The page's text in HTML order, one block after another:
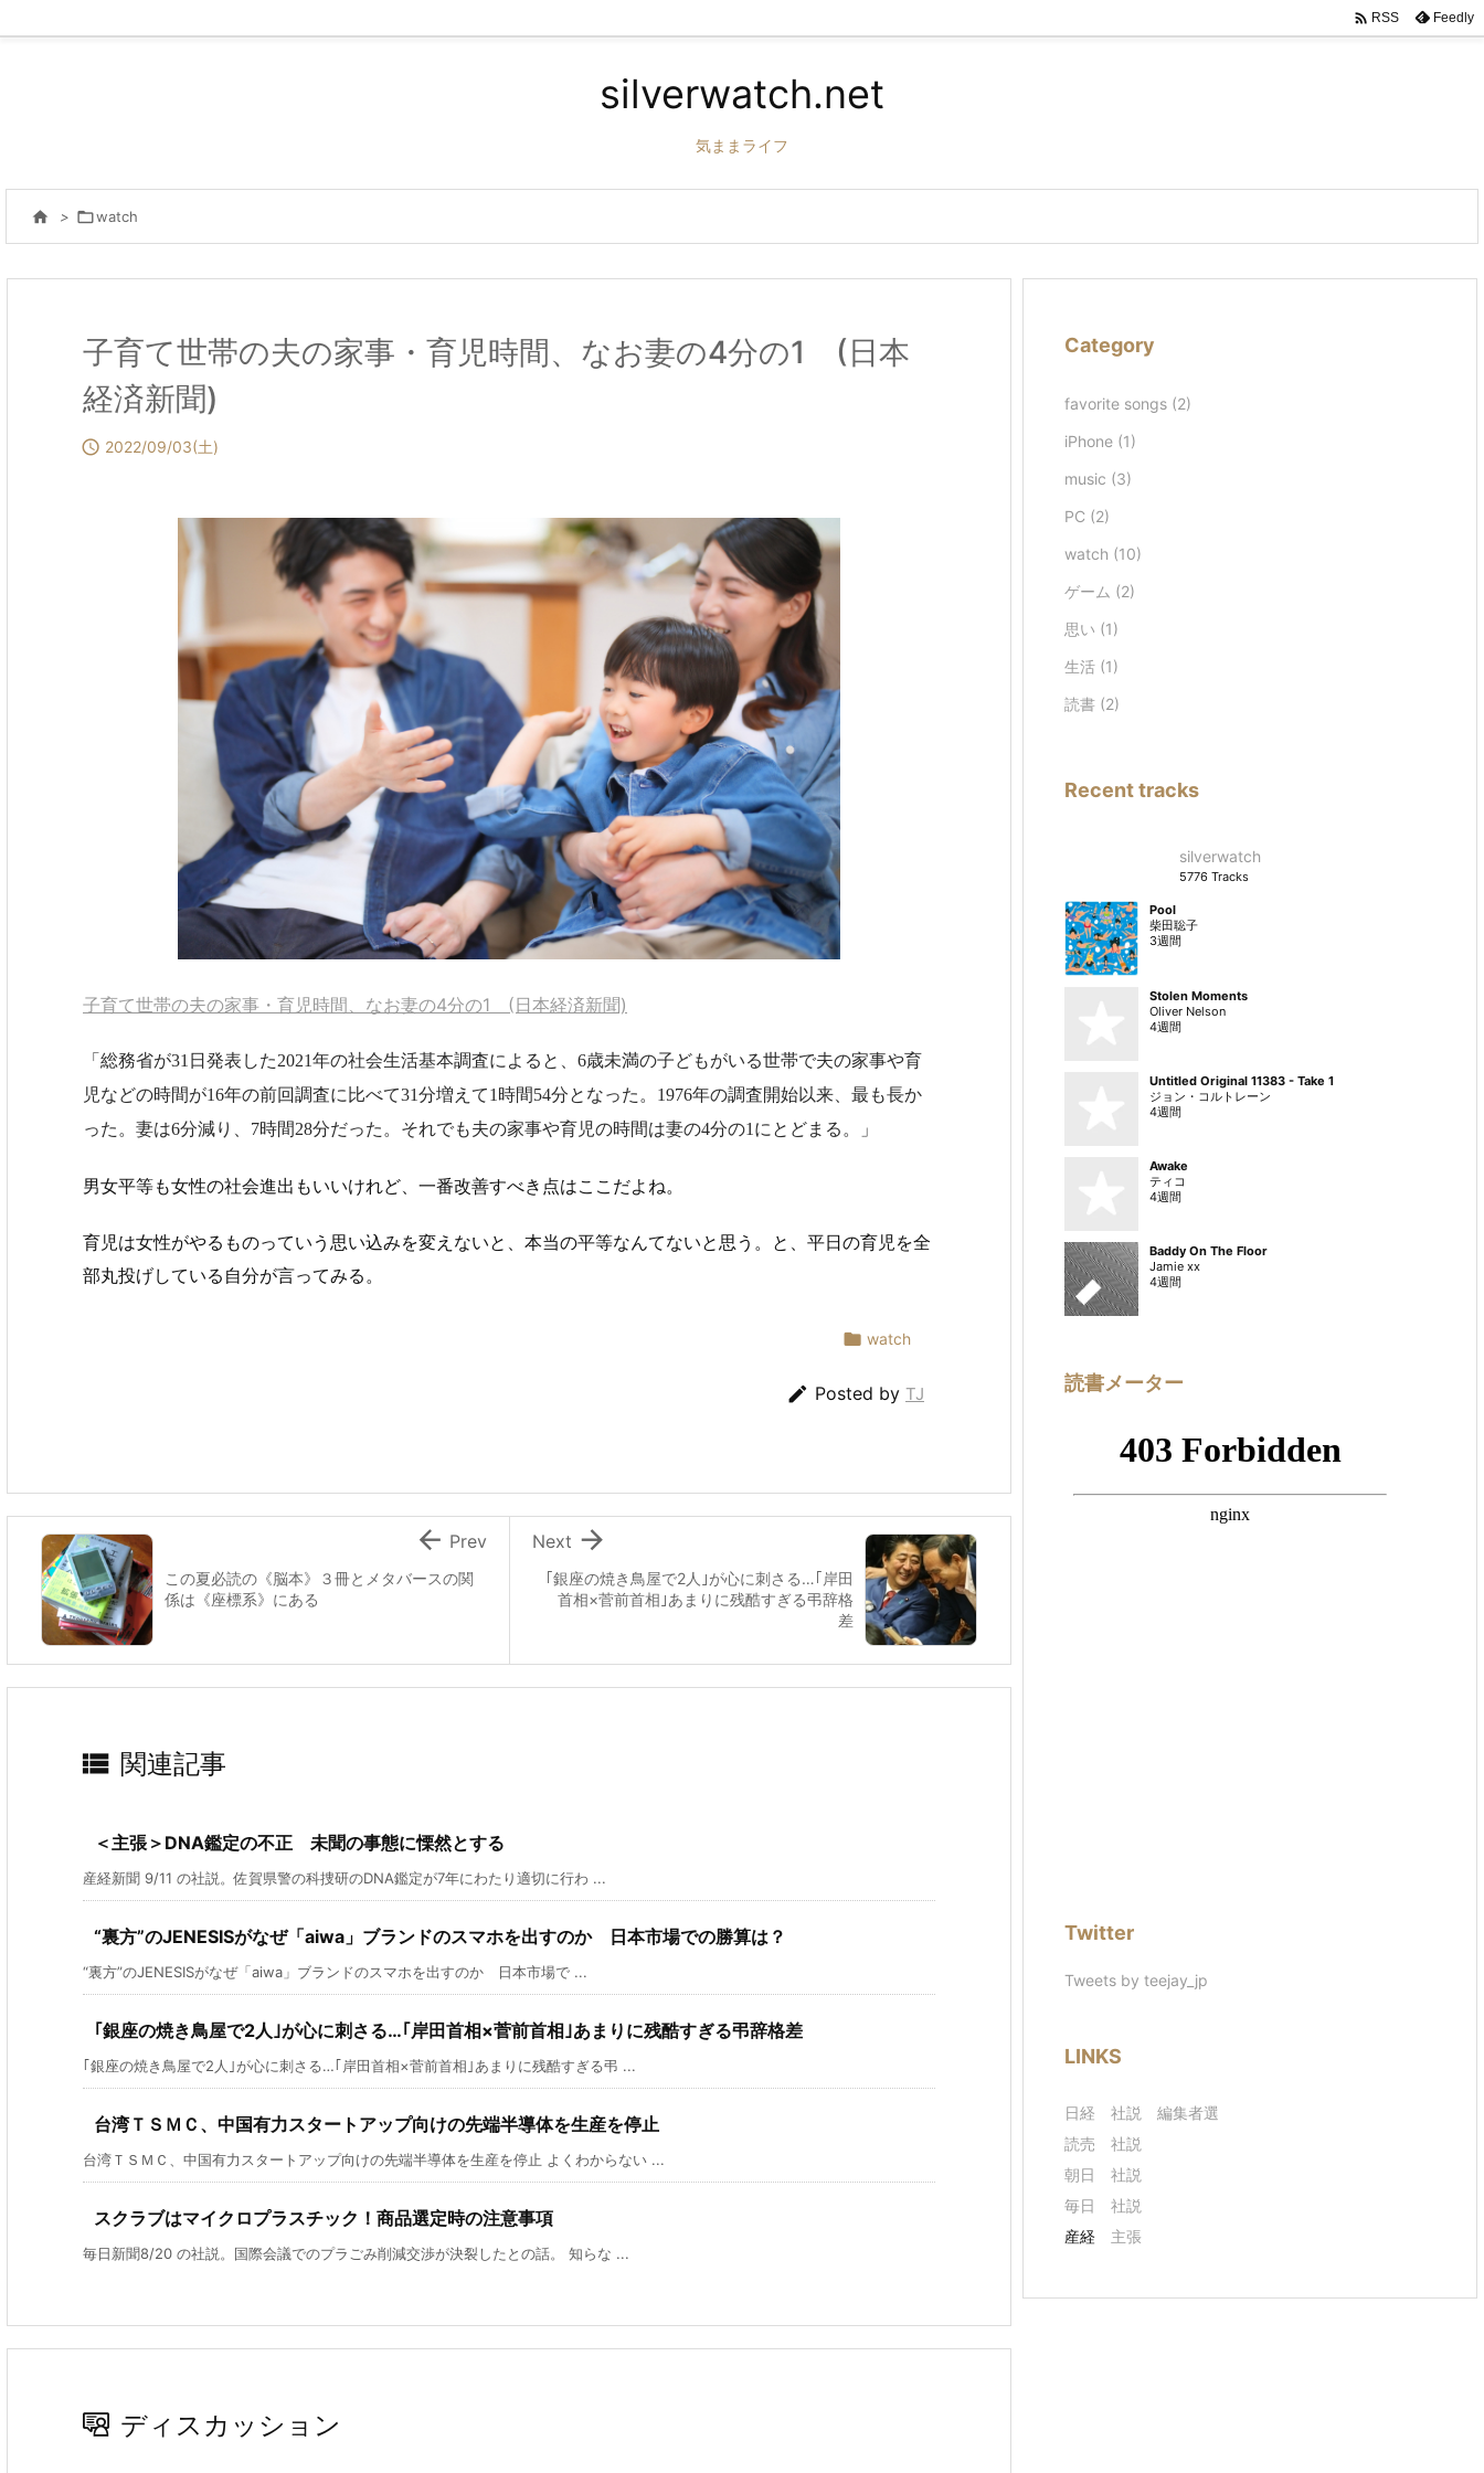
 RSS Feedly
silverwatch.net
気ままライフ
 > watch
子育て世帯の夫の家事・育児時間、なお妻の4分の1 (日本
経済新聞)
 2022/09/03(土)
子育て世帯の夫の家事・育児時間、なお妻の4分の1 (日本経済新聞)
総務省が31日発表した2021年の社会生活基本調査によると、6歳未満の子どもがいる世帯で夫の家事や育
児などの時間が16年の前回調査に比べて31分増えて1時間54分となった。1976年の調査開始以来、最も長か
った。妻は6分減り、7時間28分だった。それでも夫の家事や育児の時間は妻の4分の1にとどまる。
男女平等も女性の社会進出もいいけれど、一番改善すべき点はここだよね。
育児は女性がやるものっていう思い込みを変えないと、本当の平等なんてないと思う。と、平日の育児を全
部丸投げしている自分が言ってみる。
 watch
 Posted by TJ
｢銀座の焼き鳥屋で2人｣が心に刺さる…｢岸田
首相×菅前首相｣あまりに残酷すぎる弔辞格
差

Next
この夏必読の《脳本》３冊とメタバースの関
係は《座標系》にある
 Prev
 関連記事
＜主張＞DNA鑑定の不正 未聞の事態に慄然とする
産経新聞 9/11 の社説。佐賀県警の科捜研のDNA鑑定が7年にわたり適切に行わ ...
“裏方”のJENESISがなぜ「aiwa」ブランドのスマホを出すのか 日本市場での勝算は？
“裏方”のJENESISがなぜ「aiwa」ブランドのスマホを出すのか 日本市場で ...
｢銀座の焼き鳥屋で2人｣が心に刺さる…｢岸田首相×菅前首相｣あまりに残酷すぎる弔辞格差
｢銀座の焼き鳥屋で2人｣が心に刺さる…｢岸田首相×菅前首相｣あまりに残酷すぎる弔 ...
台湾ＴＳＭＣ、中国有力スタートアップ向けの先端半導体を生産を停止
台湾ＴＳＭＣ、中国有力スタートアップ向けの先端半導体を生産を停止 よくわからない ...
スクラブはマイクロプラスチック！商品選定時の注意事項
毎日新聞8/20 の社説。国際会議でのプラごみ削減交渉が決裂したとの話。 知らな ...
ディスカッション
Category
favorite songs (2)
iPhone (1)
music (3)
PC (2)
watch (10)
ゲーム (2)
思い (1)
生活 (1)
読書 (2)
Recent tracks
silverwatch
5776 Tracks
Pool
柴田聡子
3週間
Stolen Moments
Oliver Nelson
4週間
Untitled Original 11383 - Take 1
ジョン・コルトレーン
4週間
Awake
ティコ
4週間
Baddy On The Floor
Jamie xx
4週間
読書メーター
Twitter
Tweets by teejay_jp
LINKS
日経 社説
編集者選
読売
社説
朝日
社説
毎日
社説
産経 主張